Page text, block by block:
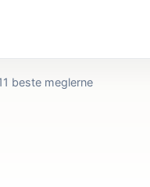
beste meglerne